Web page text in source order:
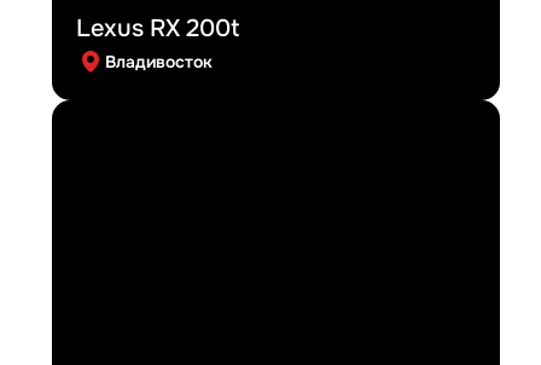
Lexus RX 200t
Владивосток